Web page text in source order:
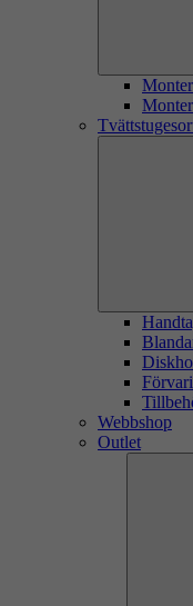
Webbshop
Outlet